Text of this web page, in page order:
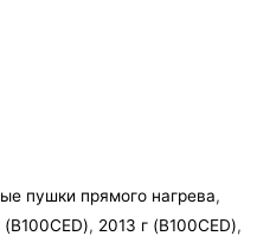
пушки прямого нагрева,
(B100CED), 2013 г (B100CED),